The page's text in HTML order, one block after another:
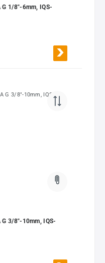
1/8"-6mm, IQS-
3/8"-10mm, IQS-